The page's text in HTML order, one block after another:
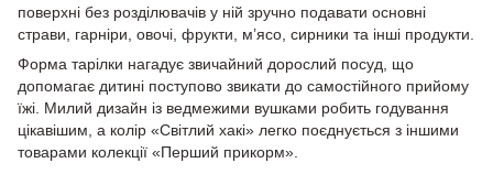
поверхні без розділювачів у ній зручно подавати основні
страви, гарніри, овочі, фрукти, м’ясо, сирники та інші продукти.
Форма тарілки нагадує звичайний дорослий посуд, що
допомагає дитині поступово звикати до самостійного прийому
їжі. Милий дизайн із ведмежими вушками робить годування
цікавішим, а колір «Світлий хакі» легко поєднується з іншими
товарами колекції «Перший прикорм».